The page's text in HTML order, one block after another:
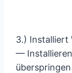
3.) Installiert
—
überspringen